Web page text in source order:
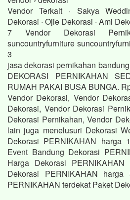
Vendor Terkait · Sakya
Dekorasi · Ojie Dekorasi · Ami
7 Vendor Dekorasi
suncountryfurniture
3
jasa dekorasi pernikahan
DEKORASI PERNIKAHAN
RUMAH PAKAI BUSA BUNGA.
Vendor Dekorasi, Vendor
Dekorasi, Vendor Dekorasi
Dekorasi Pernikahan, Vendor
lain juga menelusuri Dekorasi
Dekorasi PERNIKAHAN harga
Event Bandung Dekorasi
Harga Dekorasi
Dekorasi PERNIKAHAN
PERNIKAHAN terdekat Paket